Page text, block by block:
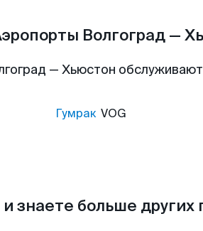
Волгоград —
— Хьюстон
Гумрак VOG
знаете больше